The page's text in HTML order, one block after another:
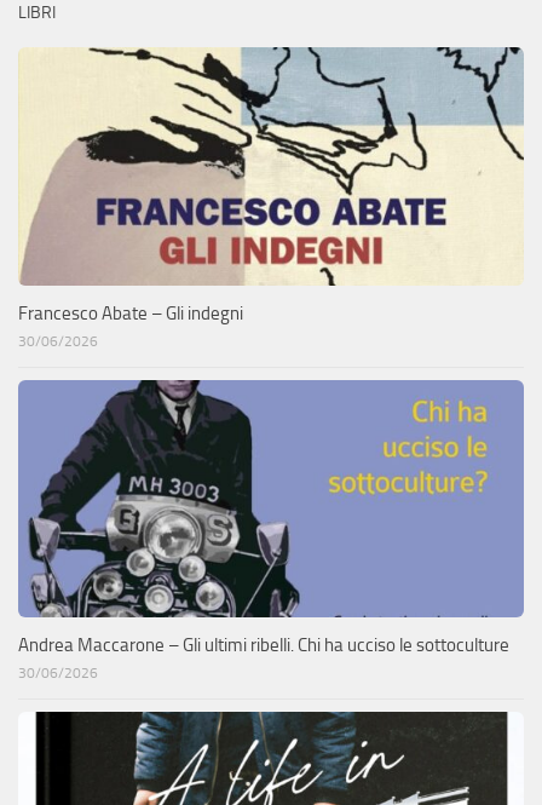
LIBRI
Francesco Abate – Gli indegni
30/06/2026
Andrea Maccarone – Gli ultimi ribelli. Chi ha ucciso le sottoculture
30/06/2026